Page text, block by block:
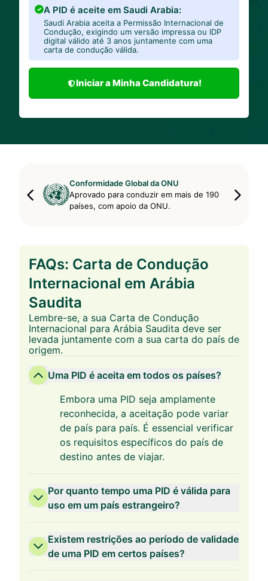
A PID é aceite em Saudi Arabia:
Saudi Arabia aceita a Permissão Internacional de
Condução, exigindo um versão impressa ou IDP
digital válido até 3 anos juntamente com uma
carta de condução válida.
Iniciar a Minha Candidatura!
Conformidade Global da ONU
Aprovado para conduzir em mais de 190
países, com apoio da ONU.
FAQs: Carta de Condução
Internacional em Arábia
Saudita
Lembre-se, a sua Carta de Condução
Internacional para Arábia Saudita deve ser
levada juntamente com a sua carta do país de
origem.
Uma PID é aceita em todos os países?
Embora uma PID seja amplamente
reconhecida, a aceitação pode variar
de país para país. É essencial verificar
os requisitos específicos do país de
destino antes de viajar.
Por quanto tempo uma PID é válida para
uso em um país estrangeiro?
Existem restrições ao período de validade
de uma PID em certos países?